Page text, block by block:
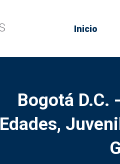
Inicio
Bogotá D.C.
Edades,